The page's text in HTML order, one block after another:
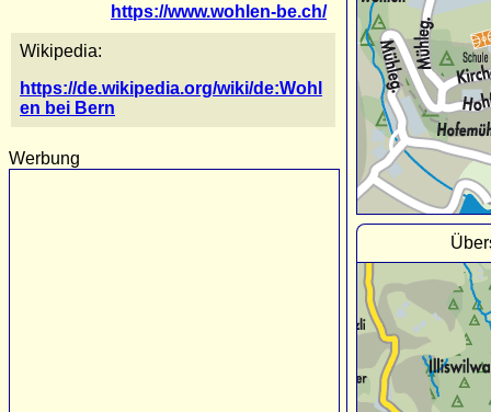
https://www.wohlen-be.ch/
Wikipedia:
https://de.wikipedia.org/wiki/de:Wohl
en bei Bern
Werbung